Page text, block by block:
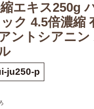
エキス250g
ク 4.5倍濃縮
ントシアニン
ju250-p